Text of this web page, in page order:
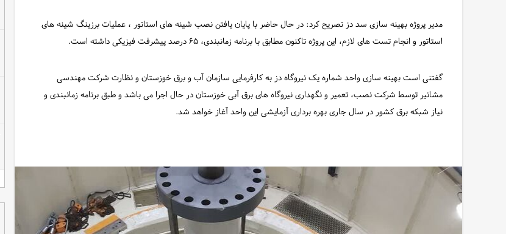
مدیر پروژه بهینه سازی سد دز تصریح کرد: در حال حاضر با پایان یافتن نصب شینه های استاتور ، عملیات برزینگ شینه های
استاتور و انجام تست های لازم، این پروژه تاکنون مطابق با برنامه زمانبندی، ۶۵ درصد پیشرفت فیزیکی داشته است.
گفتنی است بهینه سازی واحد شماره یک نیروگاه دز به کارفرمایی سازمان آب و برق خوزستان و نظارت شرکت مهندسی
مشانیر توسط شرکت نصب، تعمیر و نگهداری نیروگاه های برق آبی خوزستان در حال اجرا می باشد و طبق برنامه زمانبندی و
نیاز شبکه برق کشور در سال جاری بهره برداری آزمایشی این واحد آغاز خواهد شد.